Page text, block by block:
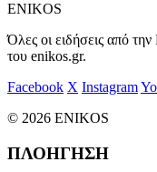
ENIKOS
Όλες οι ειδήσεις από
του enikos.gr.
Facebook X Instagram
© 2026 ENIKOS
ΠΛΟΗΓΗΣΗ